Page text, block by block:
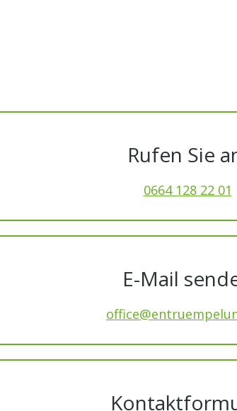
Rufen Sie
0664 128 22 01
E-Mail